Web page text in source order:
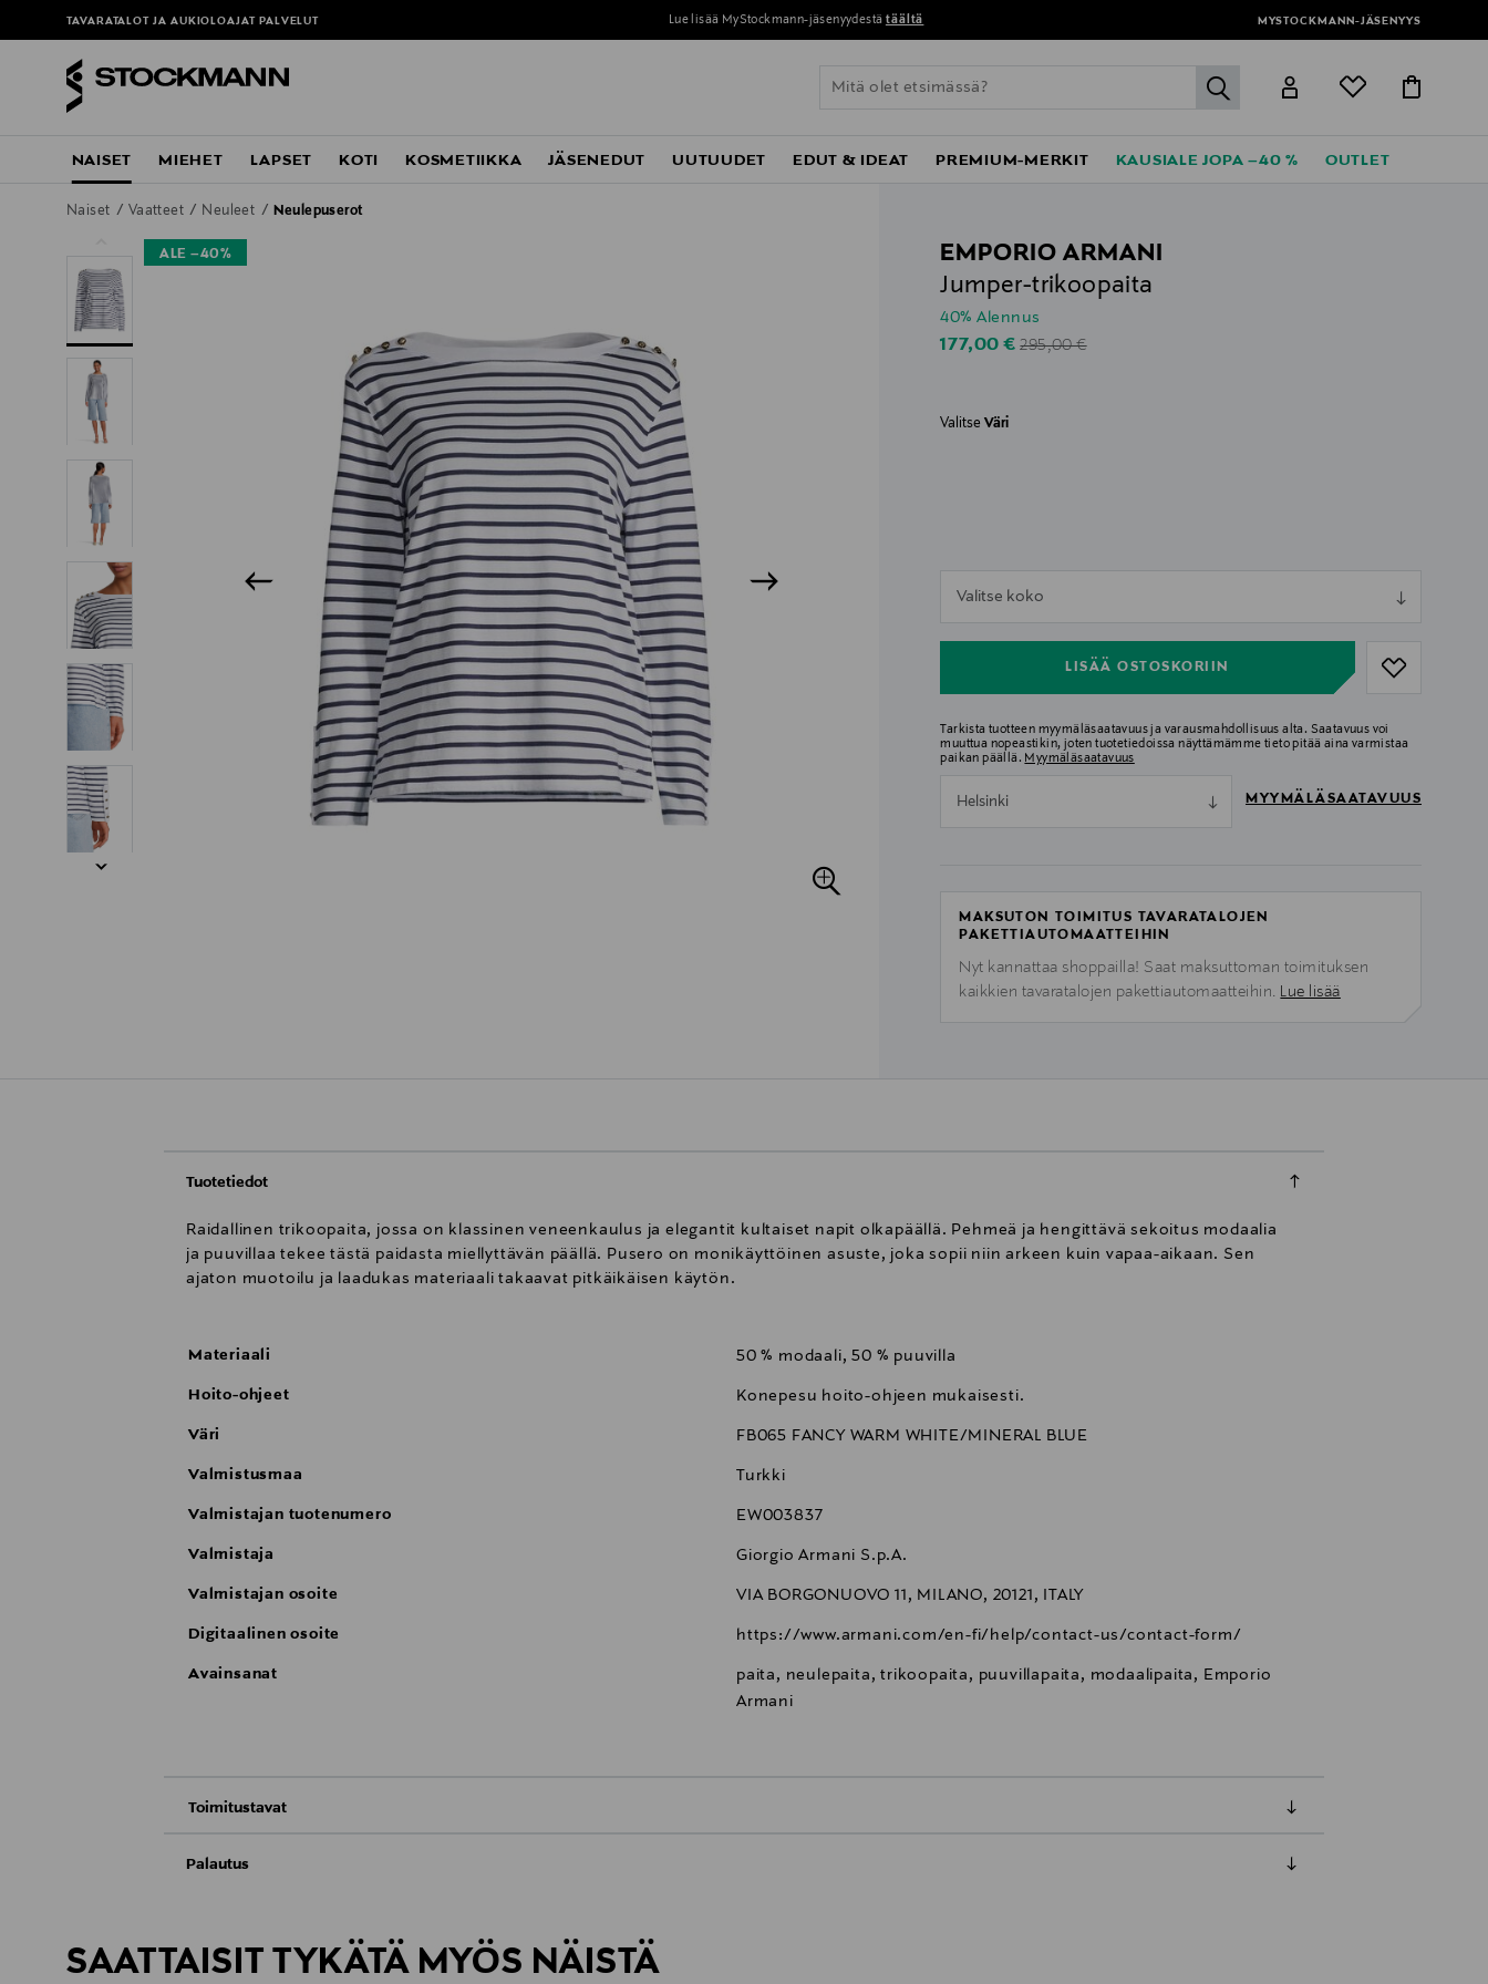
TAVARATALOT JA AUKIOLOAJAT PALVELUT Perustoimitus 0 € yli 120 euron ostoksista! MYSTOCKMANN-JÄSENYYS
label.header.go
NAISET MIEHET LAPSET KOTI KOSMETIIKKA JÄSENEDUT UUTUUDET EDUT & IDEAT PREMIUM-MERKIT KAUSIALE JOPA –40 % OUTLET
Naiset Vaatteet Neuleet Neulepuserot
ALE –40%
EMPORIO ARMANI
Jumper-trikoopaita
40% Alennus
Discounted Price
177,00 €Original Price
295,00 €
ValitseVäri
Valitse koko
LISÄÄ OSTOSKORIIN
Tarkista tuotteen myymäläsaatavuus ja varausmahdollisuus alta. Saatavuus voi
muuttua nopeastikin, joten tuotetiedoissa näyttämämme tieto pitää aina varmistaa
paikan päällä. Myymäläsaatavuus
Helsinki MYYMÄLÄSAATAVUUS
MAKSUTON TOIMITUS TAVARATALOJEN
PAKETTIAUTOMAATTEIHIN
Nyt kannattaa shoppailla! Saat maksuttoman toimituksen
kaikkien tavaratalojen pakettiautomaatteihin. Lue lisää
Tuotetiedot
Raidallinen trikoopaita, jossa on klassinen veneenkaulus ja elegantit kultaiset napit olkapäällä. Pehmeä ja hengittävä sekoitus modaalia
ja puuvillaa tekee tästä paidasta miellyttävän päällä. Pusero on monikäyttöinen asuste, joka sopii niin arkeen kuin vapaa-aikaan. Sen
ajaton muotoilu ja laadukas materiaali takaavat pitkäikäisen käytön.
Materiaali 50 % modaali, 50 % puuvilla
Hoito-ohjeet Konepesu hoito-ohjeen mukaisesti.
Väri FB065 FANCY WARM WHITE/MINERAL BLUE
Valmistusmaa Turkki
Valmistajan tuotenumero EW003837
Valmistaja Giorgio Armani S.p.A.
Valmistajan osoite VIA BORGONUOVO 11, MILANO, 20121, ITALY
Digitaalinen osoite https://www.armani.com/en-fi/help/contact-us/contact-form/
Avainsanat
paita, neulepaita, trikoopaita, puuvillapaita, modaalipaita, Emporio
Armani
Toimitustavat
Kotiinkuljetus
Palautus
LUE TARKEMMAT PALAUTUSOHJEET
SAATTAISIT TYKÄTÄ MYÖS NÄISTÄ